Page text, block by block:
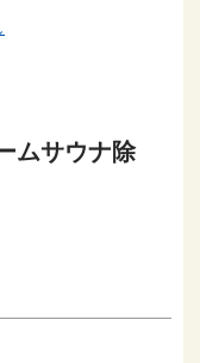
ムサウナ除